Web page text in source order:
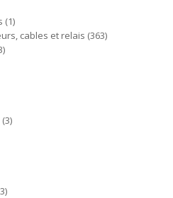
1
cables et relais 363
3